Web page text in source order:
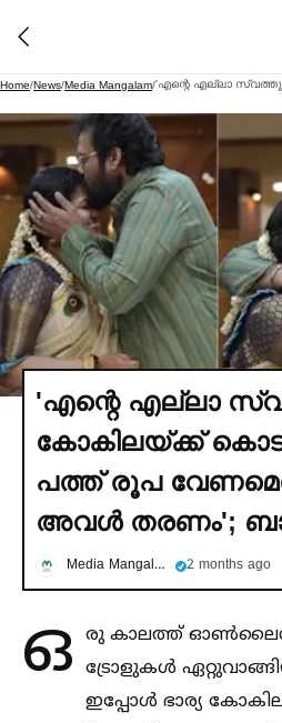
Home/News/Media Mangalam/
'എന്റെ എല്ലാ
കോകിലയ്ക്ക്
പത്ത് രൂപ
അവള്‍ തരണം';
Media Mangalam 2 months ago
ഒ രു കാലത്ത്
ട്രോളുകള്‍
ഇപ്പോള്‍ ഭാര്യ